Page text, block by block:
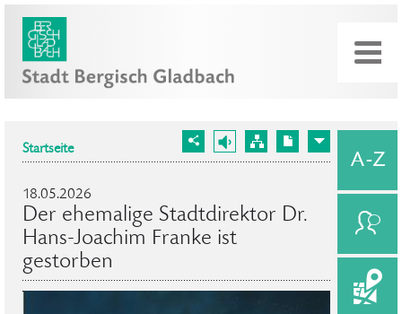
Startseite
18.05.2026
Der ehemalige Stadtdirektor Dr.
Hans-Joachim Franke ist
gestorben